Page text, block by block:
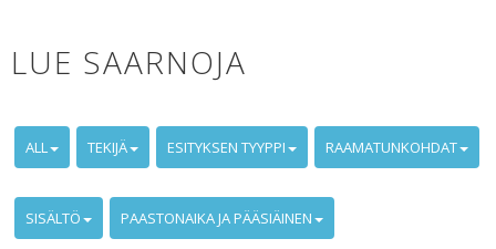
LUE SAARNOJA
ALL TEKIJÄ ESITYKSEN TYYPPI RAAMATUNKOHDAT
SISÄLTÖ PAASTONAIKA JA PÄÄSIÄINEN